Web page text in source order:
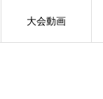
大会動画